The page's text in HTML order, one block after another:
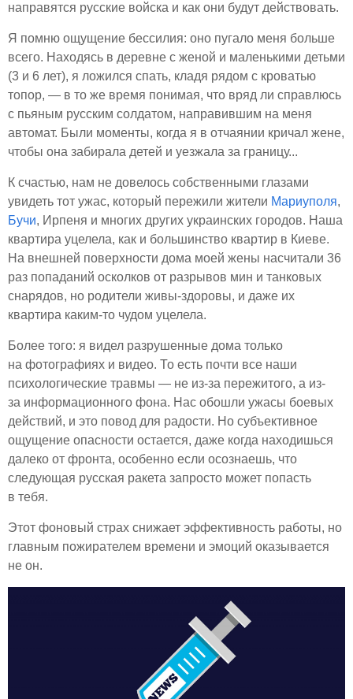
направятся русские войска и как они будут действовать.
Я помню ощущение бессилия: оно пугало меня больше
всего. Находясь в деревне с женой и маленькими детьми
(3 и 6 лет), я ложился спать, кладя рядом с кроватью
топор, — в то же время понимая, что вряд ли справлюсь
с пьяным русским солдатом, направившим на меня
автомат. Были моменты, когда я в отчаянии кричал жене,
чтобы она забирала детей и уезжала за границу...
К счастью, нам не довелось собственными глазами
увидеть тот ужас, который пережили жители Мариуполя,
Бучи, Ирпеня и многих других украинских городов. Наша
квартира уцелела, как и большинство квартир в Киеве.
На внешней поверхности дома моей жены насчитали 36
раз попаданий осколков от разрывов мин и танковых
снарядов, но родители живы-здоровы, и даже их
квартира каким-то чудом уцелела.
Более того: я видел разрушенные дома только
на фотографиях и видео. То есть почти все наши
психологические травмы — не из-за пережитого, а из-
за информационного фона. Нас обошли ужасы боевых
действий, и это повод для радости. Но субъективное
ощущение опасности остается, даже когда находишься
далеко от фронта, особенно если осознаешь, что
следующая русская ракета запросто может попасть
в тебя.
Этот фоновый страх снижает эффективность работы, но
главным пожирателем времени и эмоций оказывается
не он.